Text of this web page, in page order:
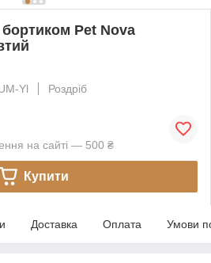
бортиком Pet Nova
Yl
Роздріб
на сайті — 500 ₴
Купити
Доставка Оплата Умови